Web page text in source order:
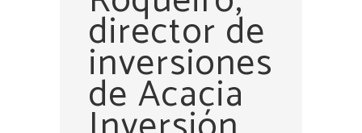
director de
inversiones
de Acacia